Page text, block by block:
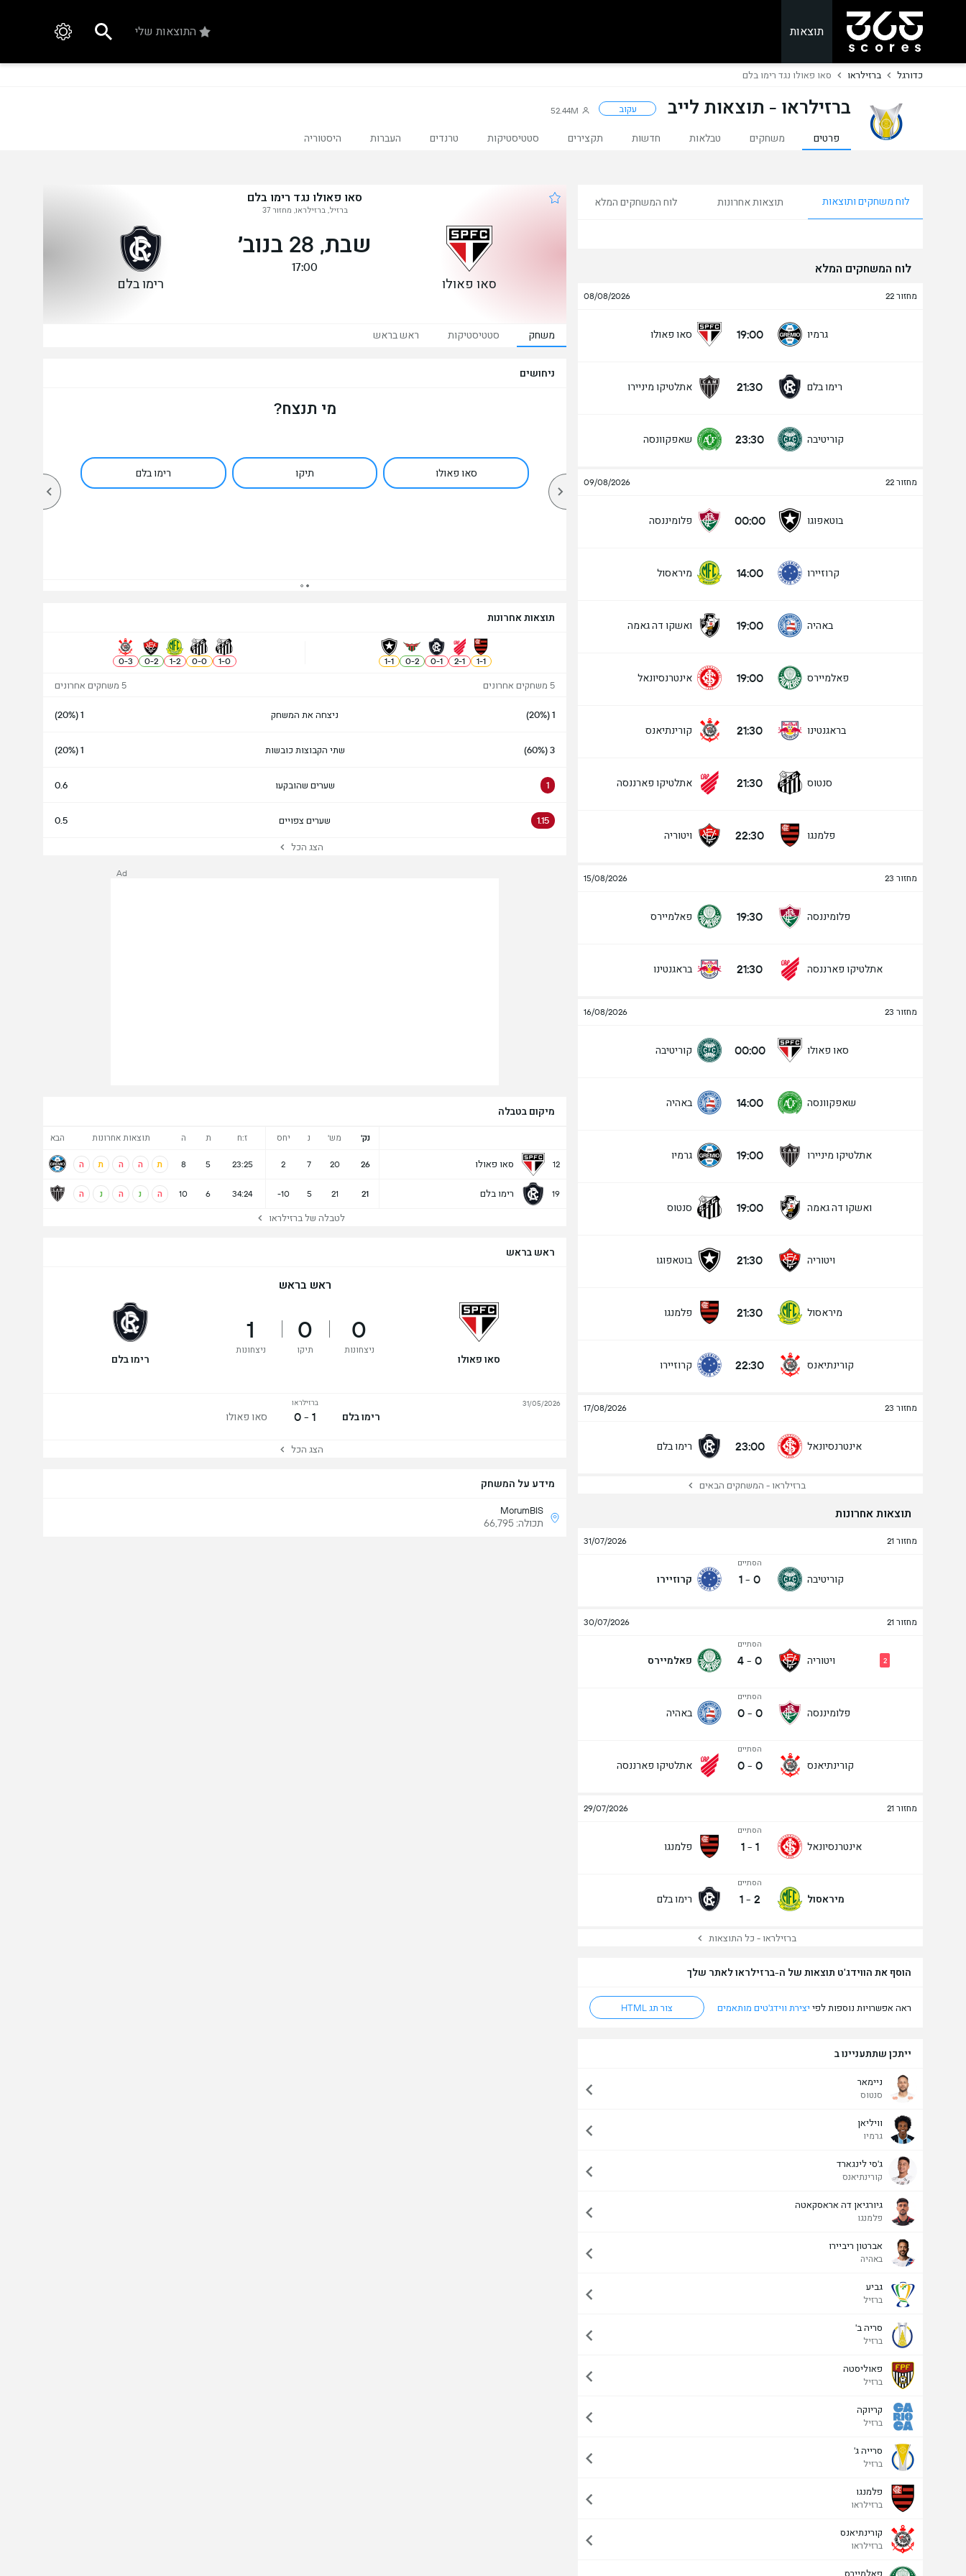
תוצאות התוצאות שלי
כדורגל ברזילראו סאו פאולו נגד רימו בלם
ברזילראו - תוצאות לייב עקוב 52.44M
פרטים משחקים טבלאות חדשות תקצירים סטטיסטיקות טרנדים העברות היסטוריה
לוח משחקים ותוצאות תוצאות אחרונות לוח המשחקים המלא
לוח המשחקים המלא
מחזור 22 08/08/2026
גרמיו 19:00 סאו פאולו
רימו בלם 21:30 אתלטיקו מיניירו
קוריטיבה 23:30 שאפקוונסה
מחזור 22 09/08/2026
בוטאפוגו 00:00 פלומיננסה
קרוזיירו 14:00 מיראסול
באהיה 19:00 ואשקו דה גאמה
פאלמיירס 19:00 אינטרנסיונאל
בראגנטינו 21:30 קורינתיאנס
סנטוס 21:30 אתלטיקו פארננסה
פלמנגו 22:30 ויטוריה
מחזור 23 15/08/2026
פלומיננסה 19:30 פאלמיירס
אתלטיקו פארננסה 21:30 בראגנטינו
מחזור 23 16/08/2026
סאו פאולו 00:00 קוריטיבה
שאפקוונסה 14:00 באהיה
אתלטיקו מיניירו 19:00 גרמיו
ואשקו דה גאמה 19:00 סנטוס
ויטוריה 21:30 בוטאפוגו
מיראסול 21:30 פלמנגו
קורינתיאנס 22:30 קרוזיירו
מחזור 23 17/08/2026
אינטרנסיונאל 23:00 רימו בלם
ברזילראו - המשחקים הבאים
תוצאות אחרונות
מחזור 21 31/07/2026
קוריטיבה
הסתיים
0
-
1 קרוזיירו
מחזור 21 30/07/2026
ויטוריה 2
הסתיים
0
-
4 פאלמיירס
פלומיננסה
הסתיים
0
-
0 באהיה
קורינתיאנס
הסתיים
0
-
0 אתלטיקו פארננסה
מחזור 21 29/07/2026
אינטרנסיונאל
הסתיים
1
-
1 פלמנגו
מיראסול
הסתיים
2
-
1 רימו בלם
ברזילראו - כל התוצאות
הוסף את הווידג'ט תוצאות של ה-ברזילראו לאתר שלך
ראה אפשרויות נוספות לפי יצירת ווידג'טים מותאמים צור תג HTML
ייתכן שתתעניינו ב
ניימאר
סנטוס
וויליאן
גרמיו
ג'סי לינגארד
קורינתיאנס
גיורגיאן דה אראסקאטה
פלמנגו
אברטון ריביירו
באהיה
גביע
ברזיל
סריה ב'
ברזיל
פאוליסטה
ברזיל
קריוקה
ברזיל
סרייה ג'
ברזיל
פלמנגו
ברזילראו
קורינתיאנס
ברזילראו
פאלמיירס
סאו פאולו נגד רימו בלם
ברזיל, ברזילראו, מחזור 37
סאו פאולו
שבת, 28 בנוב׳
17:00
רימו בלם
משחק סטטיסטיקות ראש בראש
ניחושים
מי תנצח?
סאו פאולו תיקו רימו בלם
תוצאות אחרונות
1
-
1
1
-
2
1
-
0
2
-
0
1
-
1
0
-
1
0
-
0
2
-
1
2
-
0
3
-
0
5 משחקים אחרונים 5 משחקים אחרונים
1 (20%) ניצחה את המשחק 1 (20%)
3 (60%) שתי הקבוצות כובשות 1 (20%)
1 שערים שהובקעו 0.6
1.15 שערים צפויים 0.5
הצג הכל
מיקום בטבלה
נק' מש' נ יחס ז:ח ת ה תוצאות אחרונות הבא
12 סאו פאולו 26
20
7
2
23:25
5
8 ת ה ה ת ה
19 רימו בלם 21
21
5
-10
34:24
6
10 ה נ ה נ ה
לטבלה של ברזילראו
מידע על המשחק
MorumBIS
תכולה: 66,795
ראש בראש
ראש בראש
סאו פאולו
0
ניצחונות
0
תיקו
1
ניצחונות
רימו בלם
רימו בלם
ברזילראו
1 - 0 סאו פאולו
31/05/2026
הצג הכל
Ad